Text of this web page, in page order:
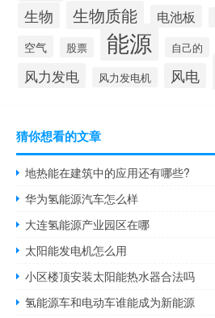
生物
生物质能 电池板
空气 股票 能源 自己的
风力发电 风力发电机 风电
猜你想看的文章
地热能在建筑中的应用还有哪些?
华为氢能源汽车怎么样
大连氢能源产业园区在哪
太阳能发电机怎么用
小区楼顶安装太阳能热水器合法吗
氢能源车和电动车谁能成为新能源